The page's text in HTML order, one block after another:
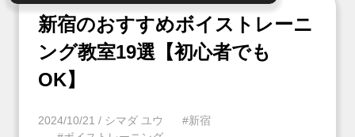
新宿のおすすめボイストレーニ
ング教室19選【初心者でも
OK】
2024/10/21 / シマダ ユウ
#新宿